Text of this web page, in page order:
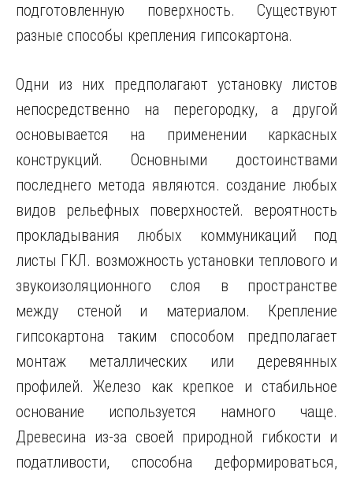
подготовленную поверхность. Существуют
разные способы крепления гипсокартона.
Одни из них предполагают установку листов
непосредственно на перегородку, а другой
основывается на применении каркасных
конструкций. Основными достоинствами
последнего метода являются. создание любых
видов рельефных поверхностей. вероятность
прокладывания любых коммуникаций под
листы ГКЛ. возможность установки теплового и
звукоизоляционного слоя в пространстве
между стеной и материалом. Крепление
гипсокартона таким способом предполагает
монтаж металлических или деревянных
профилей. Железо как крепкое и стабильное
основание используется намного чаще.
Древесина из-за своей природной гибкости и
податливости, способна деформироваться,